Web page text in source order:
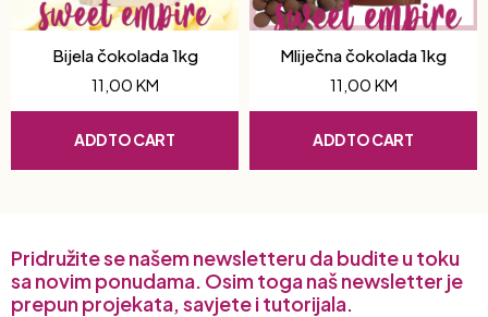
Bijela čokolada 1kg
11,00 KM
ADD TO CART
Mliječna čokolada 1kg
11,00 KM
ADD TO CART
Pridružite se našem newsletteru da budite u toku
sa novim ponudama. Osim toga naš newsletter je
prepun projekata, savjete i tutorijala.